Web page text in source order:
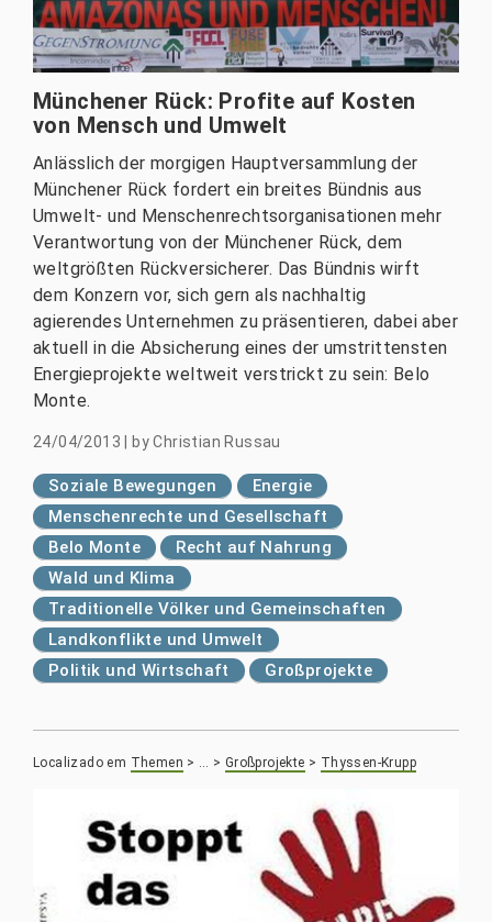
Münchener Rück: Profite auf Kosten
von Mensch und Umwelt
Anlässlich der morgigen Hauptversammlung der
Münchener Rück fordert ein breites Bündnis aus
Umwelt- und Menschenrechtsorganisationen mehr
Verantwortung von der Münchener Rück, dem
weltgrößten Rückversicherer. Das Bündnis wirft
dem Konzern vor, sich gern als nachhaltig
agierendes Unternehmen zu präsentieren, dabei aber
aktuell in die Absicherung eines der umstrittensten
Energieprojekte weltweit verstrickt zu sein: Belo
Monte.
24/04/2013 byChristian Russau
Soziale Bewegungen
Energie
Menschenrechte und Gesellschaft
Belo Monte
Recht auf Nahrung
Wald und Klima
Traditionelle Völker und Gemeinschaften
Landkonflikte und Umwelt
Politik und Wirtschaft
Großprojekte
Localizado em Themen > … > Großprojekte > Thyssen-Krupp